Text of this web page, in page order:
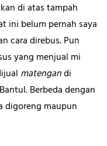
di atas tampah
ini belum pernah saya
cara direbus. Pun
yang menjual mi
matengandi
Berbeda dengan
digoreng maupun